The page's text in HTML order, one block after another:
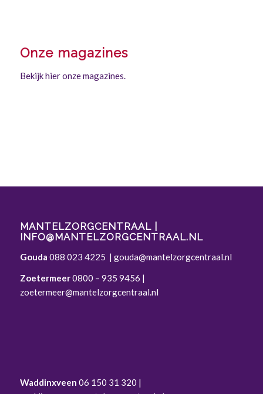
Onze magazines
Bekijk hier onze magazines.
MANTELZORGCENTRAAL |
INFO@MANTELZORGCENTRAAL.NL
Gouda 088 023 4225 | gouda@mantelzorgcentraal.nl
Zoetermeer0800 – 935 9456 |
zoetermeer@mantelzorgcentraal.nl
Waddinxveen 06 150 31 320 |